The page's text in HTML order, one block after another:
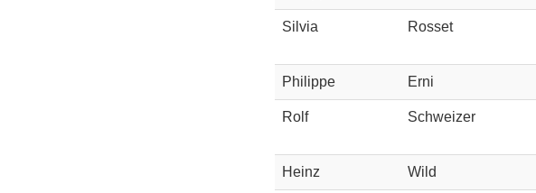
Silvia Rosset
Philippe Erni
Rolf Schweizer
Heinz Wild